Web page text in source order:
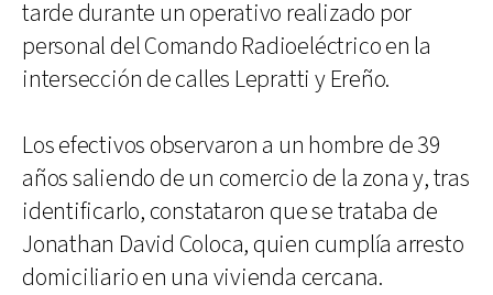
tarde durante un operativo realizado por
personal del Comando Radioeléctrico en la
intersección de calles Lepratti y Ereño.
Los efectivos observaron a un hombre de 39
años saliendo de un comercio de la zona y, tras
identificarlo, constataron que se trataba de
Jonathan David Coloca, quien cumplía arresto
domiciliario en una vivienda cercana.